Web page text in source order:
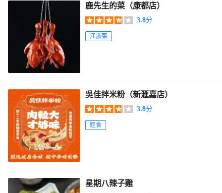
鹿先生的菜（康都店）
3.8分
江浙菜
吳佳拌米粉（新滙嘉店）
3.8分
輕食
星期八辣子雞